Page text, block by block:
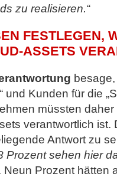
zu realisieren.“
FESTLEGEN,
ASSETS
und Kunden für die
müssten
verantwortlich ist.
Antwort zu
Prozent sehen hier
Neun Prozent hätten